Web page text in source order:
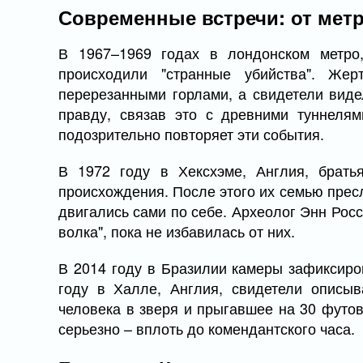
Современные встречи: от
В 1967–1969 годах в лондонском
происходили "странные убийства".
перерезанными горлами, а свидетели
правду, связав это с древними
подозрительно повторяет эти события.
В 1972 году в Хексхэме, Англия,
происхождения. После этого их семью
двигались сами по себе. Археолог Энн
волка", пока не избавилась от них.
В 2014 году в Бразилии камеры
году в Халле, Англия, свидетели
человека в зверя и прыгавшее на 30
серьезно – вплоть до комендантского часа.